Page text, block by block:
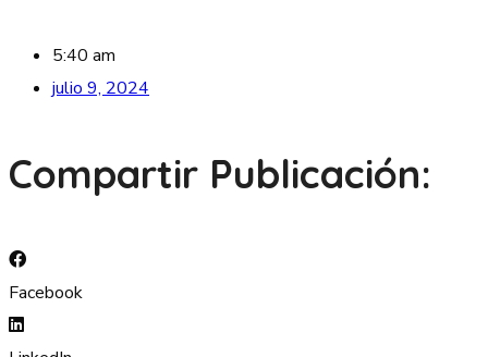
5:40 am
julio 9, 2024
Compartir Publicación:
Facebook